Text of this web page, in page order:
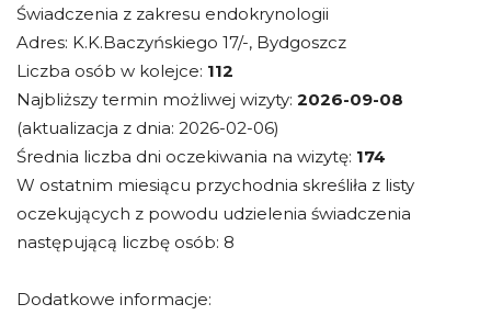
Świadczenia z zakresu endokrynologii
Adres: K.K.Baczyńskiego 17/-, Bydgoszcz
Liczba osób w kolejce: 112
Najbliższy termin możliwej wizyty: 2026-09-08
(aktualizacja z dnia: 2026-02-06)
Średnia liczba dni oczekiwania na wizytę: 174
W ostatnim miesiącu przychodnia skreśliła z listy
oczekujących z powodu udzielenia świadczenia
następującą liczbę osób: 8
Dodatkowe informacje: